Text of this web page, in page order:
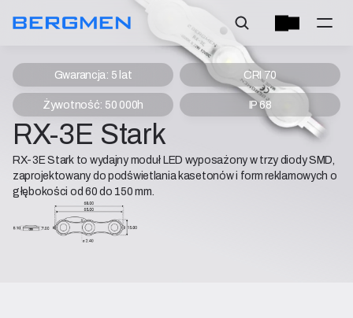
IP 68
CRI 70
Żywotność: 50 000h
Gwarancja: 5 lat
RX-3E Stark
RX-3E Stark to wydajny moduł LED wyposażony w trzy diody SMD,
zaprojektowany do podświetlania kasetonów i form reklamowych o
głębokości od 60 do 150 mm.